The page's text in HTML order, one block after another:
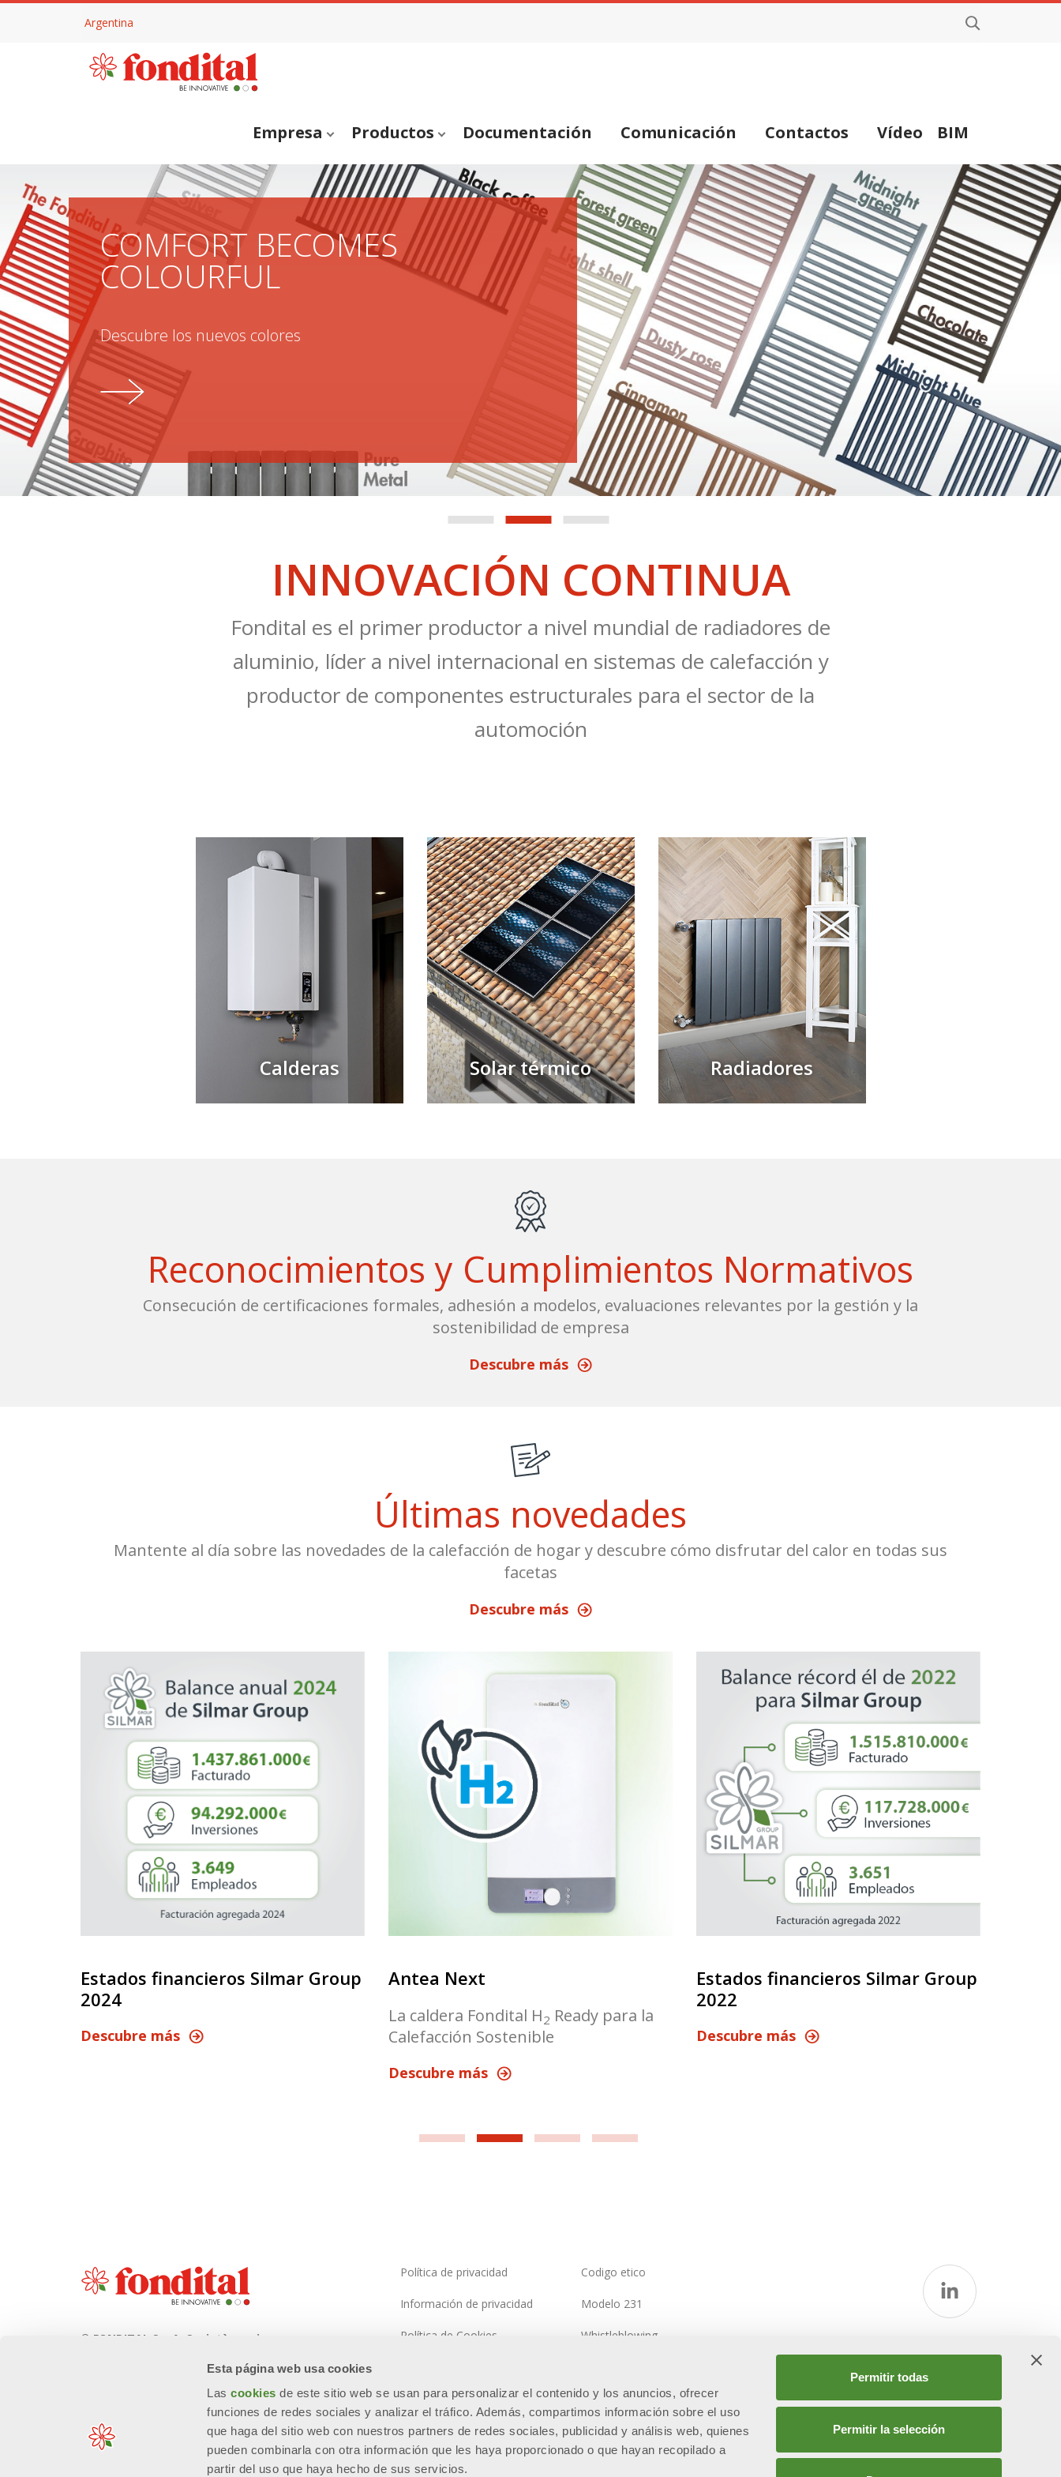
Esta página web usa cookies
Lascookiesde este sitio web se usan para personalizar el contenido y los anuncios, ofrecer
funciones de redes sociales y analizar el tráfico. Además, compartimos información sobre el uso
que haga del sitio web con nuestros partners de redes sociales, publicidad y análisis web, quienes
pueden combinarla con otra información que les haya proporcionado o que hayan recopilado a
partir del uso que haya hecho de sus servicios.
Permitir todas
Permitir la selección
Argentina
Empresa Productos Documentación Comunicación Contactos Vídeo BIM
COMFORT BECOMES
COLOURFUL
Descubre los nuevos colores
INNOVACIÓN CONTINUA
Fondital es el primer productor a nivel mundial de radiadores de
aluminio, líder a nivel internacional en sistemas de calefacción y
productor de componentes estructurales para el sector de la
automoción
Calderas Solar térmico Radiadores
Reconocimientos y Cumplimientos Normativos
Consecución de certificaciones formales, adhesión a modelos, evaluaciones relevantes por la gestión y la
sostenibilidad de empresa
Descubre más
Últimas novedades
Mantente al día sobre las novedades de la calefacción de hogar y descubre cómo disfrutar del calor en todas sus
facetas
Descubre más
Estados financieros Silmar Group
2024
Descubre más
Antea Next
La caldera Fondital H2 Ready para la
Calefacción Sostenible
Descubre más
Estados financieros Silmar Group
2022
Descubre más
© FONDITAL S.p.A. Società a unico
Sede Legale e Amministrativa
Via Cerreto, 40 - 25079 VOBARNO
Política de privacidad
Información de privacidad
Política de Cookies
Mapa del sitio
Codigo etico
Modelo 231
Whistleblowing